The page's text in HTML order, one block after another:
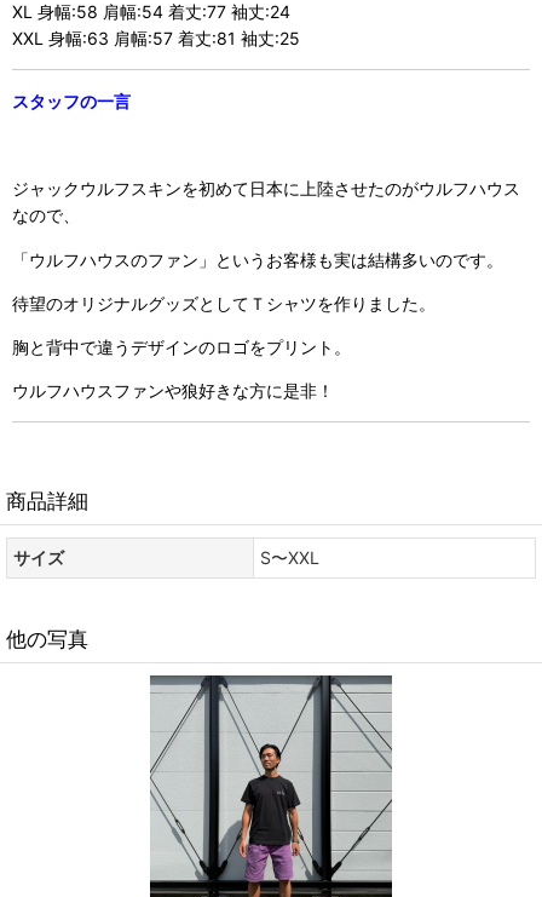
XL 身幅:58 肩幅:54 着丈:77 袖丈:24
XXL 身幅:63 肩幅:57 着丈:81 袖丈:25
スタッフの一言
ジャックウルフスキンを初めて日本に上陸させたのがウルフハウス
なので、
「ウルフハウスのファン」というお客様も実は結構多いのです。
待望のオリジナルグッズとしてＴシャツを作りました。
胸と背中で違うデザインのロゴをプリント。
ウルフハウスファンや狼好きな方に是非！
商品詳細
サイズ S〜XXL
他の写真